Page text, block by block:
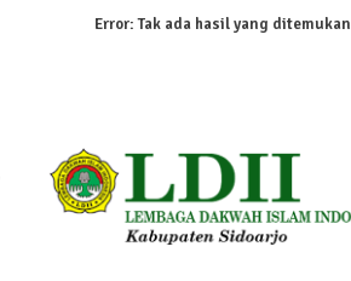
Error:Tak ada hasil yang ditemukan